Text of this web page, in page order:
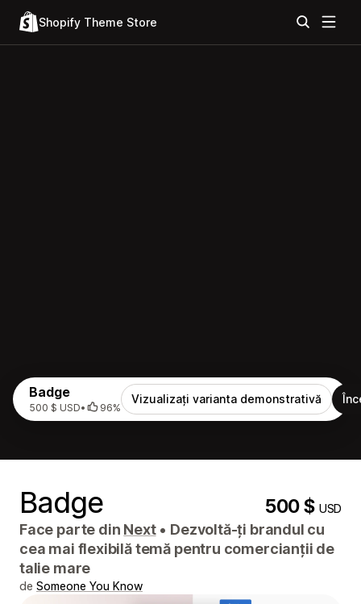
Shopify Theme Store
Badge
500 $ USD• 96%
Vizualizați varianta demonstrativă
Badge 500 $USD
Face parte din Next • Dezvoltă-ți brandul cu
cea mai flexibilă temă pentru comercianții de
talie mare
de Someone You Know